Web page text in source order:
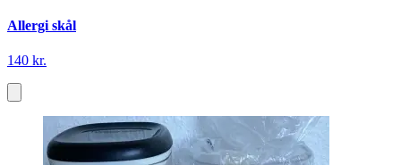
Allergi skål
140 kr.